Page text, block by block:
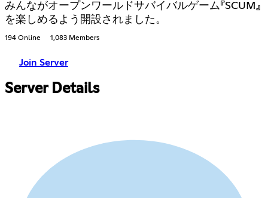
みんながオープンワールドサバイバルゲーム『SCUM』
を楽しめるよう開設されました。
194 Online 1,083 Members
Join Server
Server Details